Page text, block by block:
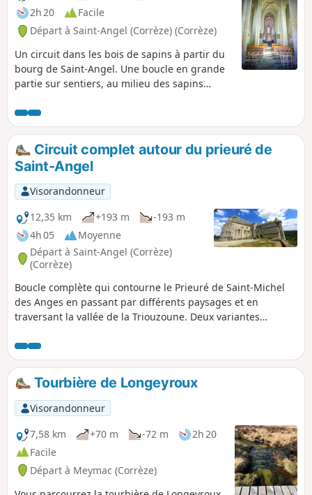
2h 20
Facile
Départ à Saint-Angel (Corrèze) (Corrèze)
Un circuit dans les bois de sapins à partir du
bourg de Saint-Angel. Une boucle en grande
partie sur sentiers, au milieu des sapins
par le magnifique prieuré du XIIe siècle.
Circuit complet autour du prieuré de
Saint-Angel
Visorandonneur
12,35 km
+193 m
-193 m
4h 05
Moyenne
Départ à Saint-Angel (Corrèze)
(Corrèze)
Boucle complète qui contourne le Prieuré de Saint-Michel
des Anges en passant par différents paysages et en
traversant la vallée de la Triouzoune. Deux variantes
Tourbière de Longeyroux
Visorandonneur
7,58 km
+70 m -72 m
2h 20
Facile
Départ à Meymac (Corrèze)